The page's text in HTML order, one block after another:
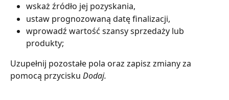
wskaż źródło jej pozyskania,
ustaw prognozowaną datę finalizacji,
wprowadź wartość szansy sprzedaży lub
produkty;
Uzupełnij pozostałe pola oraz zapisz zmiany za
pomocą przycisku Dodaj.